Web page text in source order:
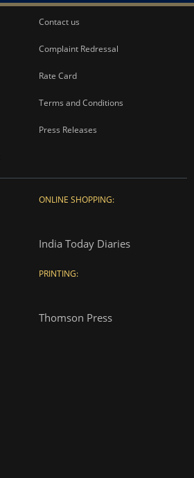
Contact us
Complaint Redressal
Rate Card
Terms and Conditions
Press Releases
ONLINE SHOPPING:
India Today Diaries
PRINTING:
Thomson Press